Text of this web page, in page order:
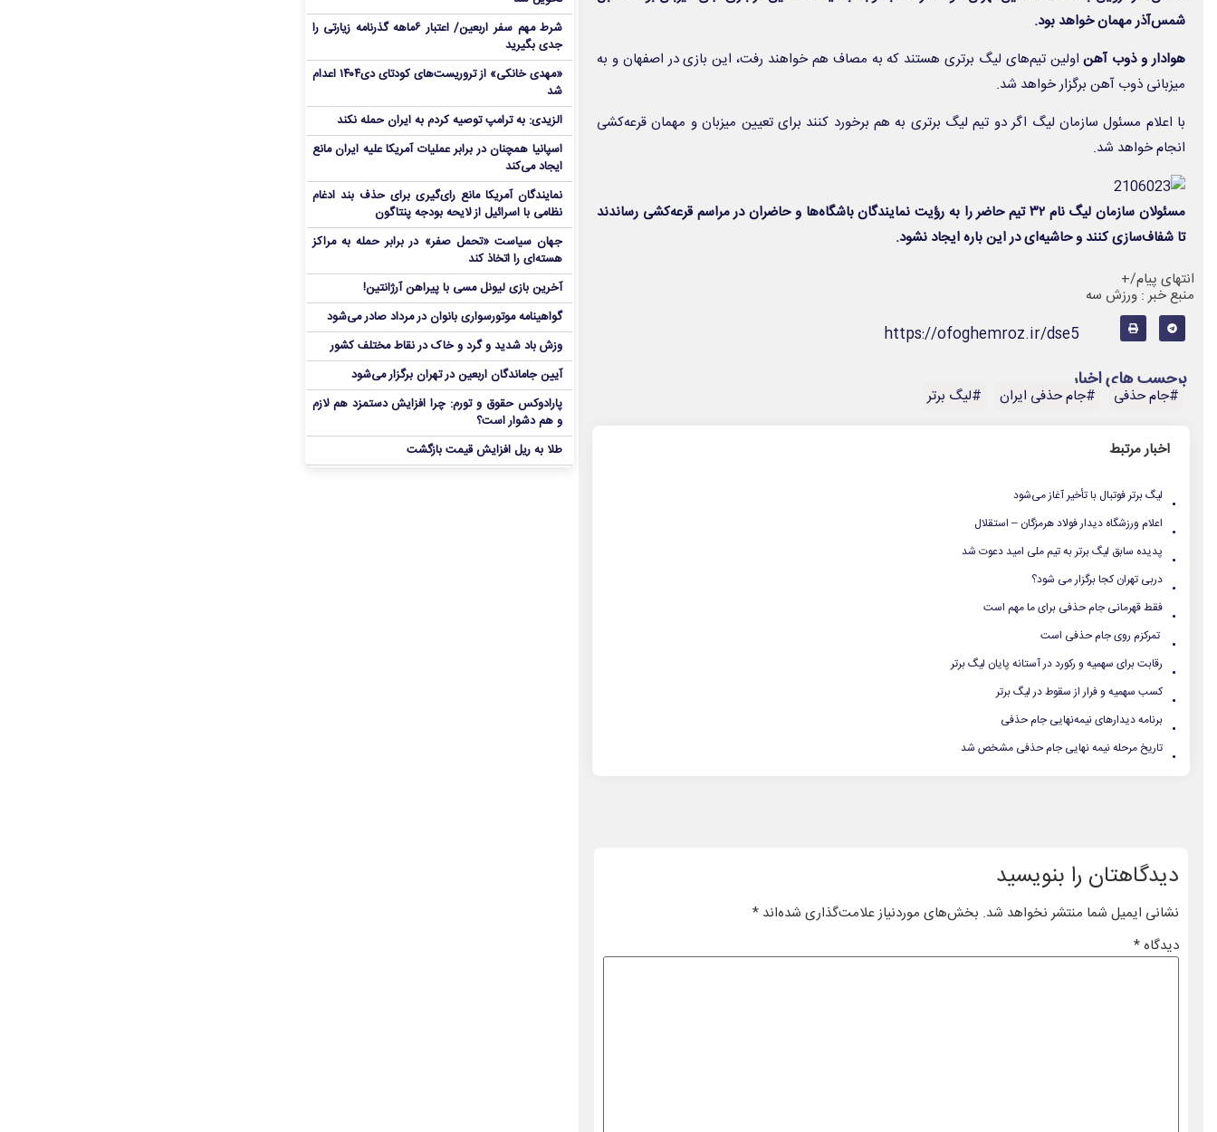
شمس‌آذر مهمان خواهد بود.
هوادار و ذوب آهناولین تیم‌های لیگ برتری هستند که به مصاف هم خواهند رفت، این بازی در اصفهان و به
میزبانی ذوب آهن برگزار خواهد شد.
با اعلام مسئول سازمان لیگ اگر دو تیم لیگ برتری به هم برخورد کنند برای تعیین میزبان و مهمان قرعه‌کشی
انجام خواهد شد.
مسئولان سازمان لیگ نام ۳۲ تیم حاضر را به رؤیت نمایندگان باشگاه‌ها و حاضران در مراسم قرعه‌کشی رساندند
تا شفاف‌سازی کنند و حاشیه‌ای در این باره ایجاد نشود.
انتهای پیام/+
منبع خبر : ورزش سه
https://ofoghemroz.ir/dse5
برچسب های اخبار
#جام حذفی #جام حذفی ایران #لیگ برتر
اخبار مرتبط
. لیگ برتر فوتبال با تأخیر آغاز می‌شود
. اعلام ورزشگاه دیدار فولاد هرمزگان – استقلال
. پدیده سابق لیگ برتر به تیم ملی امید دعوت شد
. دربی تهران کجا برگزار می شود؟
. فقط قهرمانی جام حذفی برای ما مهم است
. تمرکزم روی جام حذفی است
. رقابت برای سهمیه و رکورد در آستانه پایان لیگ برتر
. کسب سهمیه و فرار از سقوط در لیگ برتر
. برنامه دیدارهای نیمه‌نهایی جام حذفی
. تاریخ مرحله نیمه نهایی جام حذفی مشخص شد
دیدگاهتان را بنویسید
نشانی ایمیل شما منتشر نخواهد شد. بخش‌های موردنیاز علامت‌گذاری شده‌اند*
دیدگاه*
شرط مهم سفر اربعین/ اعتبار ۶ماهه گذرنامه زیارتی را
جدی بگیرید
«مهدی خانکی» از تروریست‌های کودتای دی۱۴۰۴ اعدام
شد
الزیدی: به ترامپ توصیه کردم به ایران حمله نکند
اسپانیا همچنان در برابر عملیات آمریکا علیه ایران مانع
ایجاد می‌کند
نمایندگان آمریکا مانع رای‌گیری برای حذف بند ادغام
نظامی با اسرائیل از لایحه بودجه پنتاگون
جهان سیاست «تحمل صفر» در برابر حمله به مراکز
هسته‌ای را اتخاذ کند
آخرین بازی لیونل مسی با پیراهن آرژانتین!
گواهینامه موتورسواری بانوان در مرداد صادر می‌شود
وزش باد شدید و گرد و خاک در نقاط مختلف کشور
آیین جاماندگان اربعین در تهران برگزار می‌شود
پارادوکس حقوق و تورم: چرا افزایش دستمزد هم لازم
و هم دشوار است؟
طلا به ریل افزایش قیمت بازگشت